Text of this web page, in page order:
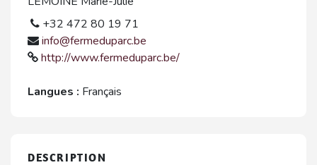
+32 472 80 19 71
info@fermeduparc.be
http://www.fermeduparc.be/
Langues : Français
DESCRIPTION